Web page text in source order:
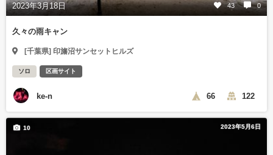
2023年3月18日 43 0
久々の雨キャン
[千葉県] 印旛沼サンセットヒルズ
ソロ 区画サイト
ke-n 66 122
2023年5月6日
10